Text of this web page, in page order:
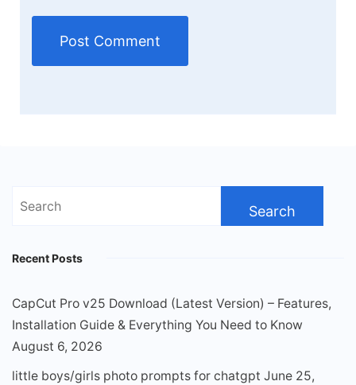
Search
Recent Posts
CapCut Pro v25 Download (Latest Version) – Features,
Installation Guide & Everything You Need to Know
August 6, 2026
little boys/girls photo prompts for chatgpt June 25,